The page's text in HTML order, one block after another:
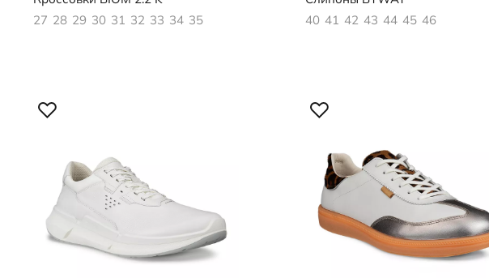
27 28 29 30 31 32 33 34 35
40 41 42 43 44 45 46